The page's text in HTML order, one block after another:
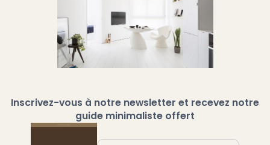
Inscrivez-vous à notre newsletter et recevez notre
guide minimaliste offert